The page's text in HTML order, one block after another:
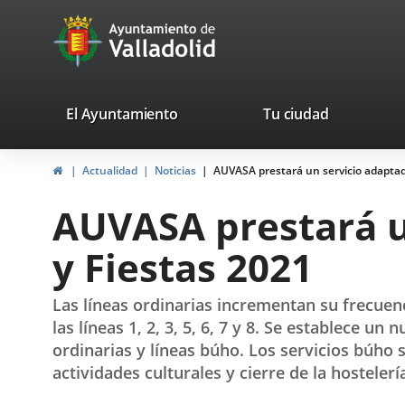
Portal
Web
Ayuntamiento
de
valladolid.es
El Ayuntamiento Tu ciudad
HomeActualidad Noticias AUVASA prestará un servicio
AUVASA
y Fiestas 2021
Las líneas ordinarias incrementan su
las líneas 1, 2, 3, 5, 6, 7 y 8. Se establece
ordinarias y líneas búho. Los servicios búho
actividades culturales y cierre de la